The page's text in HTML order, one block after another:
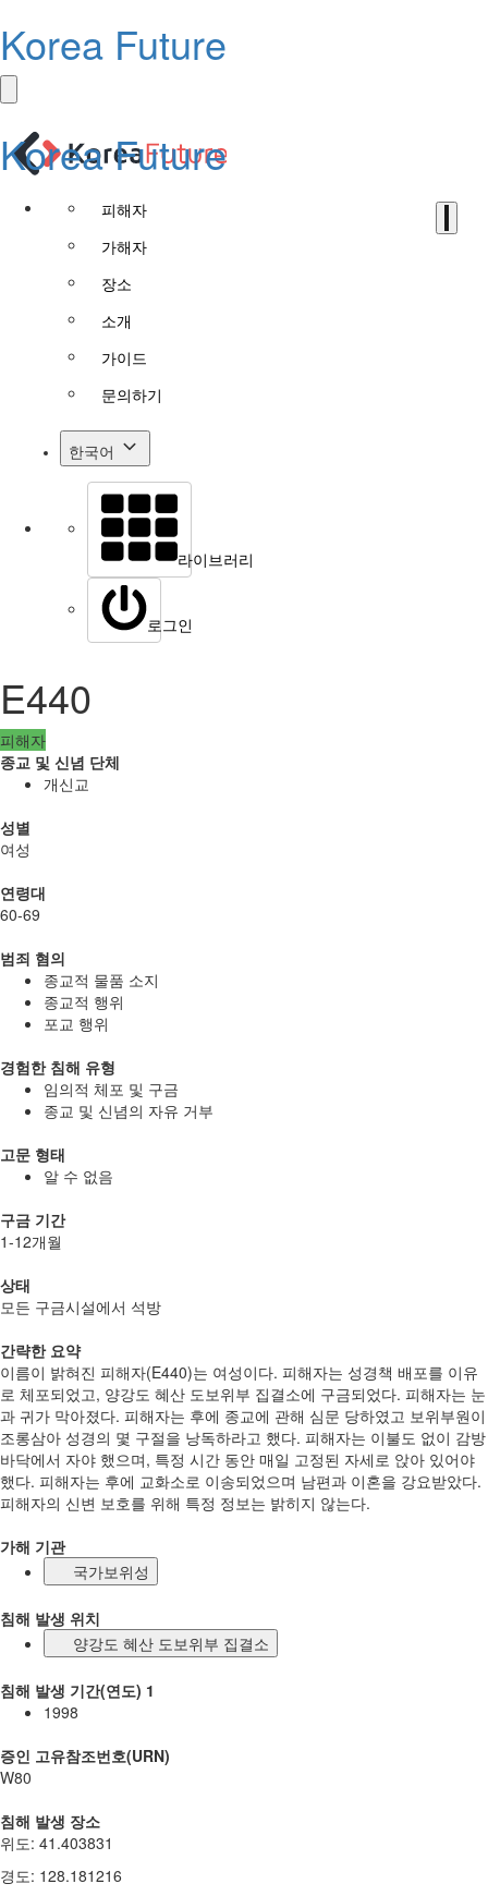
Korea Future
Korea Future
피해자
가해자
장소
소개
가이드
문의하기
한국어
라이브러리
로그인
E440
피해자
종교 및 신념 단체
개신교
성별
여성
연령대
60-69
범죄 혐의
종교적 물품 소지
종교적 행위
포교 행위
경험한 침해 유형
임의적 체포 및 구금
종교 및 신념의 자유 거부
고문 형태
알 수 없음
구금 기간
1-12개월
상태
모든 구금시설에서 석방
간략한 요약
이름이 밝혀진 피해자(E440)는 여성이다. 피해자는 성경책 배포를 이유
로 체포되었고, 양강도 혜산 도보위부 집결소에 구금되었다. 피해자는 눈
과 귀가 막아졌다. 피해자는 후에 종교에 관해 심문 당하였고 보위부원이
조롱삼아 성경의 몇 구절을 낭독하라고 했다. 피해자는 이불도 없이 감방
바닥에서 자야 했으며, 특정 시간 동안 매일 고정된 자세로 앉아 있어야
했다. 피해자는 후에 교화소로 이송되었으며 남편과 이혼을 강요받았다.
피해자의 신변 보호를 위해 특정 정보는 밝히지 않는다.
가해 기관
국가보위성
침해 발생 위치
양강도 혜산 도보위부 집결소
침해 발생 기간(연도) 1
1998
증인 고유참조번호(URN)
W80
침해 발생 장소
위도: 41.403831
경도: 128.181216